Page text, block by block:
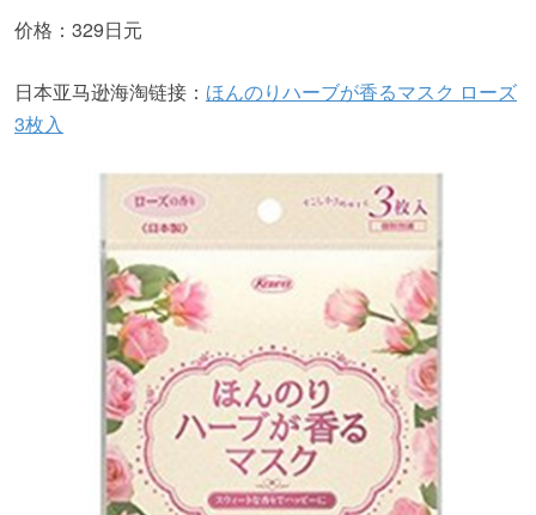
价格：329日元
日本亚马逊海淘链接： ほんのりハーブが香るマスク ローズ
3枚入